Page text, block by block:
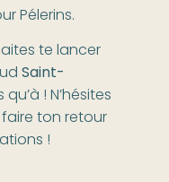
Pélerins.
te lancer
Saint-
! N’hésites
ton retour
!